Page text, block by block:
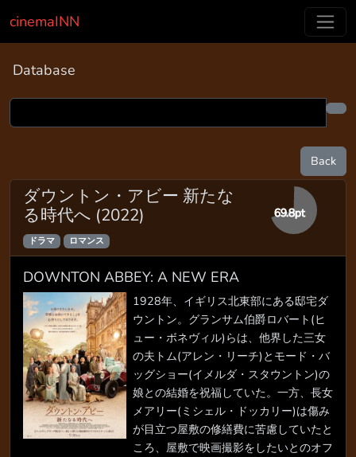
cinemaINN
Database
Back
ダウントン・アビー 新たな
る時代へ (2022)
ドラマ ロマンス
69.8pt
DOWNTON ABBEY: A NEW ERA
1928年、イギリス北東部にある邸宅ダ
ウントン。グランサム伯爵ロバート(ヒ
ュー・ボネヴィル)らは、他界した三女
の夫トム(アレン・リーチ)とモード・バ
ッグショー(イメルダ・スタウントン)の
娘との結婚を祝福していた。一方、長女
メアリー(ミシェル・ドッカリー)は傷み
が目立つ屋敷の修繕費に苦慮していたと
ころ、屋敷で映画撮影をしたいとのオフ